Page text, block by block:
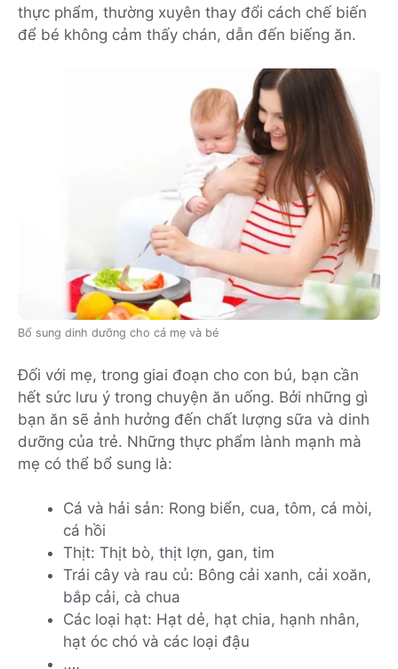
thực phẩm, thường xuyên thay đổi cách chế biến
để bé không cảm thấy chán, dẫn đến biếng ăn.
Bổ sung dinh dưỡng cho cả mẹ và bé
Đối với mẹ, trong giai đoạn cho con bú, bạn cần
hết sức lưu ý trong chuyện ăn uống. Bởi những gì
bạn ăn sẽ ảnh hưởng đến chất lượng sữa và dinh
dưỡng của trẻ. Những thực phẩm lành mạnh mà
mẹ có thể bổ sung là:
Cá và hải sản: Rong biển, cua, tôm, cá mòi,
cá hồi
Thịt: Thịt bò, thịt lợn, gan, tim
Trái cây và rau củ: Bông cải xanh, cải xoăn,
bắp cải, cà chua
Các loại hạt: Hạt dẻ, hạt chia, hạnh nhân,
hạt óc chó và các loại đậu
,…